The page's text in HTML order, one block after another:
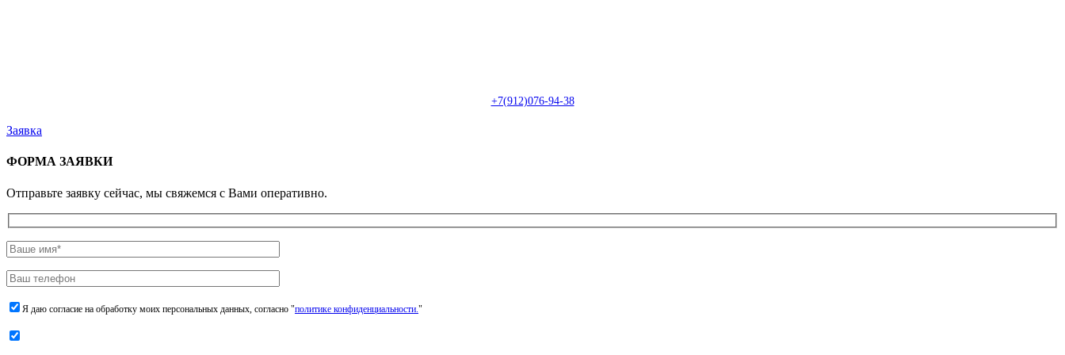
+7(912)076-94-38
Заявка
ФОРМА ЗАЯВКИ
Отправьте заявку сейчас, мы свяжемся с Вами оперативно.
Я даю согласие на обработку моих персональных данных, согласно "политике конфиденциальности."